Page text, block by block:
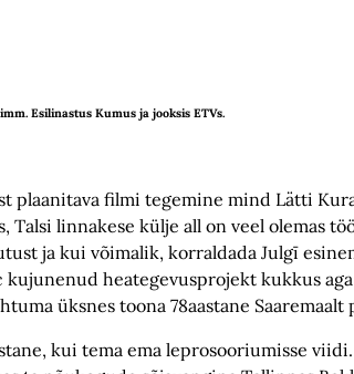
Esilinastus Kumus ja jooksis ETVs.
plaanitava filmi tegemine mind Lätti
Talsi linnakese külje all on veel olemas
ja kui võimalik, korraldada Julgī
heategevusprojekt kukkus
üksnes toona 78aastane Saaremaalt
kui tema ema leprosooriumisse viidi.